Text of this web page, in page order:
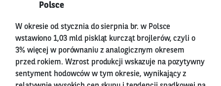
Polsce
W okresie od stycznia do sierpnia br. w Polsce
wstawiono 1,03 mld piskląt kurcząt brojlerów, czyli o
3% więcej w porównaniu z analogicznym okresem
przed rokiem. Wzrost produkcji wskazuje na pozytywny
sentyment hodowców w tym okresie, wynikający z